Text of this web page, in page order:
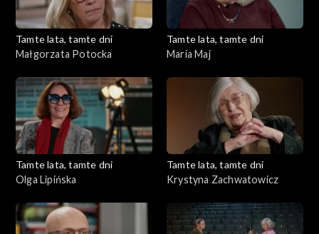
Tamte lata, tamte dni
Małgorzata Potocka
Tamte lata, tamte dni
Maria Maj
Tamte lata, tamte dni
Olga Lipińska
Tamte lata, tamte dni
Krystyna Zachwatowicz